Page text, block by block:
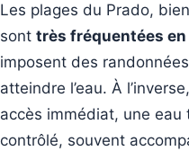
Les plages du Prado,
sont très fréquentées
imposent des
atteindre l’eau. À
accès immédiat, une
contrôlé, souvent